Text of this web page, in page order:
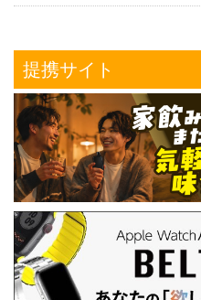
提携サイト